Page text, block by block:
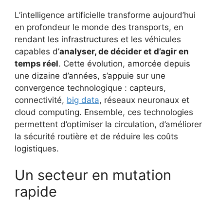
L’intelligence artificielle transforme aujourd’hui
en profondeur le monde des transports, en
rendant les infrastructures et les véhicules
capables d’analyser, de décider et d’agir en
temps réel. Cette évolution, amorcée depuis
une dizaine d’années, s’appuie sur une
convergence technologique : capteurs,
connectivité, big data, réseaux neuronaux et
cloud computing. Ensemble, ces technologies
permettent d’optimiser la circulation, d’améliorer
la sécurité routière et de réduire les coûts
logistiques.
Un secteur en mutation
rapide